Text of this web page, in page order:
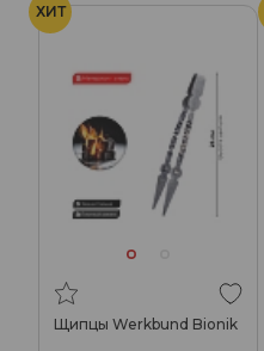
ХИТ
Щипцы Werkbund Bionik